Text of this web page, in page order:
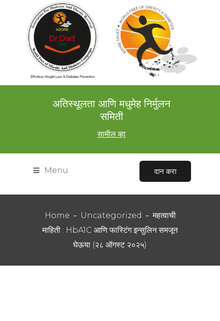
अतिस्थूलता आणि मधुमेह निर्मुलन
समिती
सामील व्हा
Menu दान करा
Home Uncategorized
महत्वाची
माहिती : HbA1C आणि फास्टिंग इन्सुलिन समजून
घेऊया (२८ ऑगस्ट २०२५)